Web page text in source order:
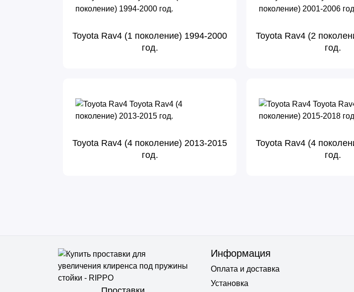
Toyota Rav4 (1 поколение) 1994-2000
год.
Toyota Rav4 (2
год.
Toyota Rav4 (4 поколение) 2013-2015
год.
Toyota Rav4 (4
год.
Информация
Оплата и доставка
Установка